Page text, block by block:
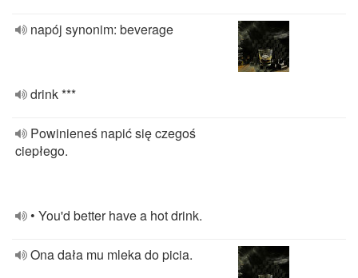
napój synonim: beverage
drink ***
Powinieneś napić się czegoś
ciepłego.
• You'd better have a hot drink.
Ona dała mu mleka do picia.